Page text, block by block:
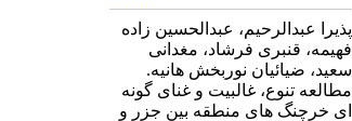
پذیرا عبدالرحیم، عبدالحسین زاده
فهیمه، قنبری فرشاد، مغدانی
سعید، ضیائیان نوربخش هانیه.
مطالعه تنوع، غالبیت و غنای گونه
ای خرچنگ های منطقه بین جزر و